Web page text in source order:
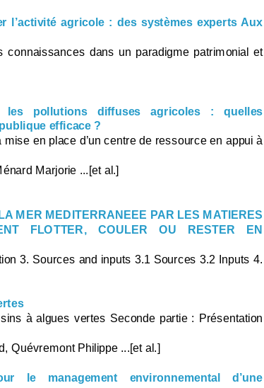
l’activité agricole : des systèmes experts Aux
dans un paradigme patrimonial et
les pollutions diffuses agricoles : quelles
efficace ?
en place d’un centre de ressource en appui à
Marjorie ...[et al.]
MER MEDITERRANEEE PAR LES MATIERES
FLOTTER, COULER OU RESTER EN
3. Sources and inputs 3.1 Sources 3.2 Inputs 4.
à algues vertes Seconde partie : Présentation
Quévremont Philippe ...[et al.]
le management environnemental d’une